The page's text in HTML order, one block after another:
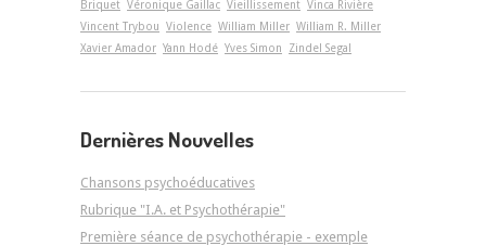
Briquet Véronique Gaillac Vieillissement Vinca Rivière
Vincent Trybou Violence William Miller William R. Miller
Xavier Amador Yann Hodé Yves Simon Zindel Segal
Dernières Nouvelles
Chansons psychoéducatives
Rubrique "I.A. et Psychothérapie"
Première séance de psychothérapie - exemple